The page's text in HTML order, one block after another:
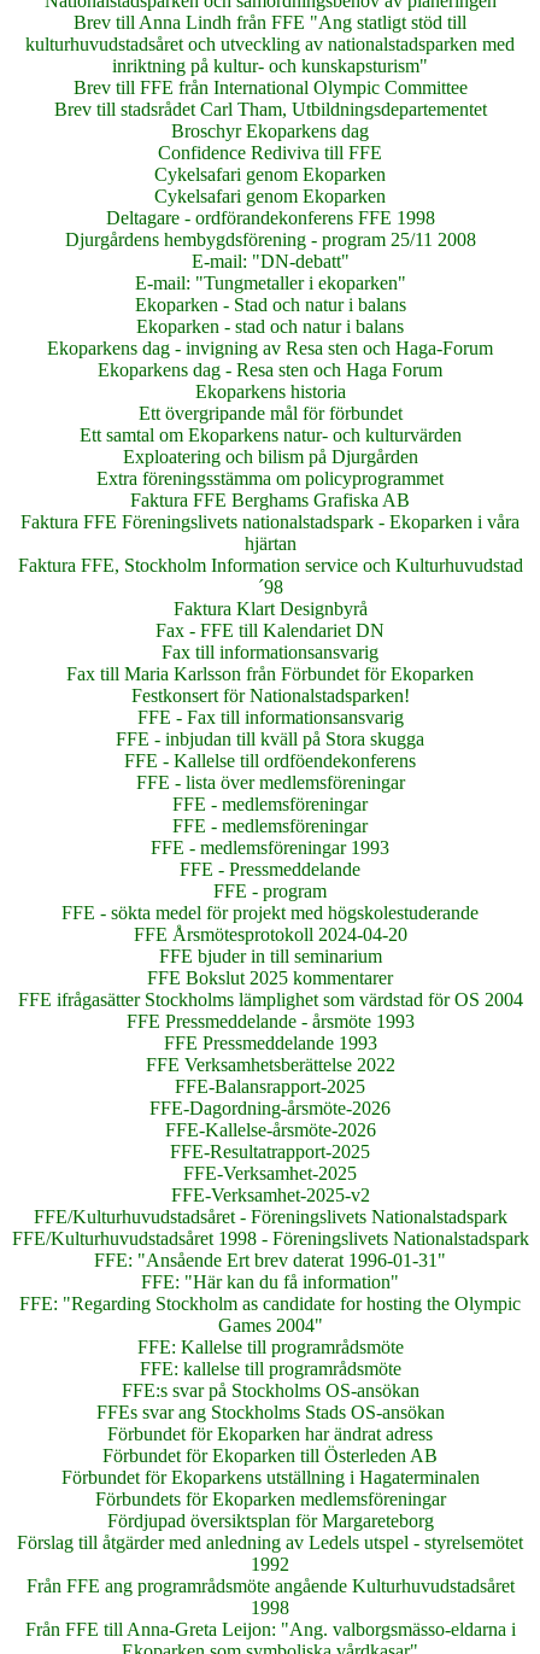
Brev till Anna Lindh från FFE "Ang statligt stöd till
kulturhuvudstadsåret och utveckling av nationalstadsparken med
inriktning på kultur- och kunskapsturism"
Brev till FFE från International Olympic Committee
Brev till stadsrådet Carl Tham, Utbildningsdepartementet
Broschyr Ekoparkens dag
Confidence Rediviva till FFE
Cykelsafari genom Ekoparken
Cykelsafari genom Ekoparken
Deltagare - ordförandekonferens FFE 1998
Djurgårdens hembygdsförening - program 25/11 2008
E-mail: "DN-debatt"
E-mail: "Tungmetaller i ekoparken"
Ekoparken - Stad och natur i balans
Ekoparken - stad och natur i balans
Ekoparkens dag - invigning av Resa sten och Haga-Forum
Ekoparkens dag - Resa sten och Haga Forum
Ekoparkens historia
Ett övergripande mål för förbundet
Ett samtal om Ekoparkens natur- och kulturvärden
Exploatering och bilism på Djurgården
Extra föreningsstämma om policyprogrammet
Faktura FFE Berghams Grafiska AB
Faktura FFE Föreningslivets nationalstadspark - Ekoparken i våra
hjärtan
Faktura FFE, Stockholm Information service och Kulturhuvudstad
´98
Faktura Klart Designbyrå
Fax - FFE till Kalendariet DN
Fax till informationsansvarig
Fax till Maria Karlsson från Förbundet för Ekoparken
Festkonsert för Nationalstadsparken!
FFE - Fax till informationsansvarig
FFE - inbjudan till kväll på Stora skugga
FFE - Kallelse till ordföendekonferens
FFE - lista över medlemsföreningar
FFE - medlemsföreningar
FFE - medlemsföreningar
FFE - medlemsföreningar 1993
FFE - Pressmeddelande
FFE - program
FFE - sökta medel för projekt med högskolestuderande
FFE Årsmötesprotokoll 2024-04-20
FFE bjuder in till seminarium
FFE Bokslut 2025 kommentarer
FFE ifrågasätter Stockholms lämplighet som värdstad för OS 2004
FFE Pressmeddelande - årsmöte 1993
FFE Pressmeddelande 1993
FFE Verksamhetsberättelse 2022
FFE-Balansrapport-2025
FFE-Dagordning-årsmöte-2026
FFE-Kallelse-årsmöte-2026
FFE-Resultatrapport-2025
FFE-Verksamhet-2025
FFE-Verksamhet-2025-v2
FFE/Kulturhuvudstadsåret - Föreningslivets Nationalstadspark
FFE/Kulturhuvudstadsåret 1998 - Föreningslivets Nationalstadspark
FFE: "Ansående Ert brev daterat 1996-01-31"
FFE: "Här kan du få information"
FFE: "Regarding Stockholm as candidate for hosting the Olympic
Games 2004"
FFE: Kallelse till programrådsmöte
FFE: kallelse till programrådsmöte
FFE:s svar på Stockholms OS-ansökan
FFEs svar ang Stockholms Stads OS-ansökan
Förbundet för Ekoparken har ändrat adress
Förbundet för Ekoparken till Österleden AB
Förbundet för Ekoparkens utställning i Hagaterminalen
Förbundets för Ekoparken medlemsföreningar
Fördjupad översiktsplan för Margareteborg
Förslag till åtgärder med anledning av Ledels utspel - styrelsemötet
1992
Från FFE ang programrådsmöte angående Kulturhuvudstadsåret
1998
Från FFE till Anna-Greta Leijon: "Ang. valborgsmässo-eldarna i